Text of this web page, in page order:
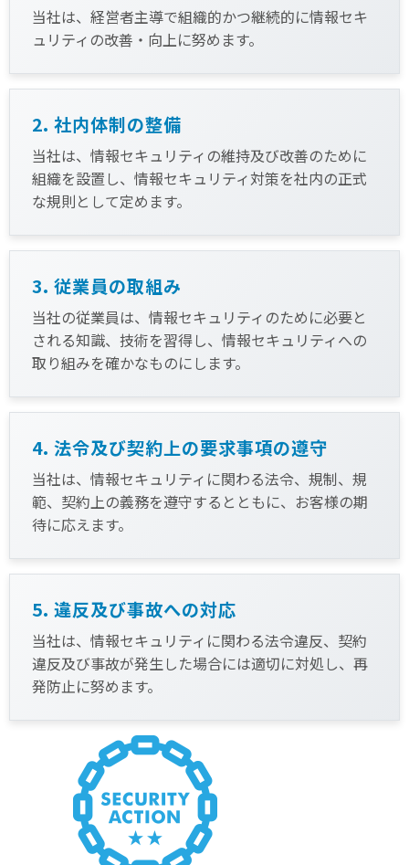
当社は、経営者主導で組織的かつ継続的に情報セキ
ュリティの改善・向上に努めます。
2. 社内体制の整備
当社は、情報セキュリティの維持及び改善のために
組織を設置し、情報セキュリティ対策を社内の正式
な規則として定めます。
3. 従業員の取組み
当社の従業員は、情報セキュリティのために必要と
される知識、技術を習得し、情報セキュリティへの
取り組みを確かなものにします。
4. 法令及び契約上の要求事項の遵守
当社は、情報セキュリティに関わる法令、規制、規
範、契約上の義務を遵守するとともに、お客様の期
待に応えます。
5. 違反及び事故への対応
当社は、情報セキュリティに関わる法令違反、契約
違反及び事故が発生した場合には適切に対処し、再
発防止に努めます。